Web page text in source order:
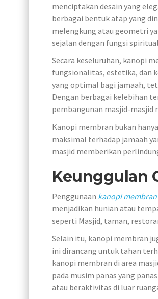
menciptakan desain yang
berbagai bentuk atap yang
melengkung atau geometri
sejalan dengan fungsi
Secara keseluruhan, kanopi
fungsionalitas, estetika, dan
yang optimal bagi jamaah,
Dengan berbagai kelebihan
pembangunan masjid-masjid
Kanopi membran bukan
maksimal terhadap jamaah
masjid memberikan
Keunggulan
Penggunaan kanopi membran
menjadikan hunian atau
seperti Masjid, taman,
Selain itu, kanopi membran
ini dirancang untuk tahan
kanopi membran di area
pada musim panas yang
atau beraktivitas di luar